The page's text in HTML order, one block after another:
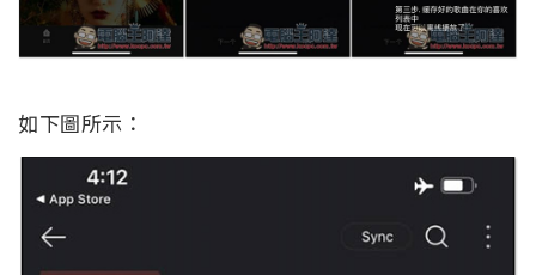
如下圖所示：